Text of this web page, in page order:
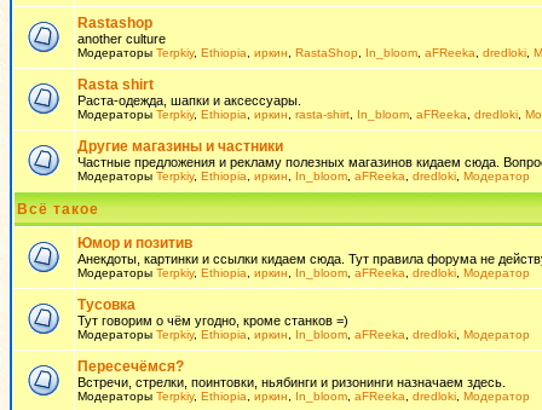
Rastashop
another culture
Модераторы Terpkiy, Ethiopia иркин RastaShop In_bloom aFReeka dredloki
Rasta shirt
Раста-одежда, шапки и аксессуары.
Модераторы Terpkiy, Ethiopia иркин rasta-shirt In_bloom aFReeka dredloki
Другие магазины и частники
Частные предложения и рекламу полезных магазинов кидаем сюда.
Модераторы Terpkiy, Ethiopia иркин In_bloom aFReeka dredloki Модератор
Всё такое
Юмор и позитив
Анекдоты, картинки и ссылки кидаем сюда. Тут правила форума не
Модераторы Terpkiy, Ethiopia иркин In_bloom aFReeka dredloki Модератор
Тусовка
Тут говорим о чём угодно, кроме станков =)
Модераторы Terpkiy, Ethiopia иркин In_bloom aFReeka dredloki Модератор
Пересечёмся?
Встречи, стрелки, поинтовки, ньябинги и ризонинги назначаем здесь.
Модераторы Terpkiy, Ethiopia иркин In_bloom aFReeka dredloki Модератор